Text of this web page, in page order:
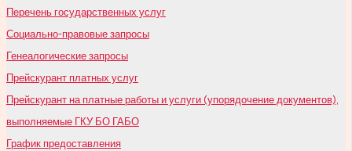
Перечень государственных услуг
Социально-правовые запросы
Генеалогические запросы
Прейскурант платных услуг
Прейскурант на платные работы и услуги (упорядочение документов),
выполняемые ГКУ БО ГАБО
График предоставления